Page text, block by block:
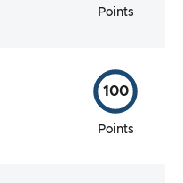
Points
100
Points